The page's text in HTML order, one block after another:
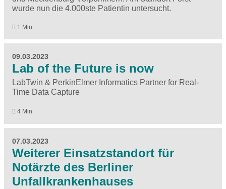
wurde nun die 4.000ste Patientin untersucht.
1 Min
09.03.2023
Lab of the Future is now
LabTwin & PerkinElmer Informatics Partner for Real-
Time Data Capture
4 Min
07.03.2023
Weiterer Einsatzstandort für
Notärzte des Berliner
Unfallkrankenhauses